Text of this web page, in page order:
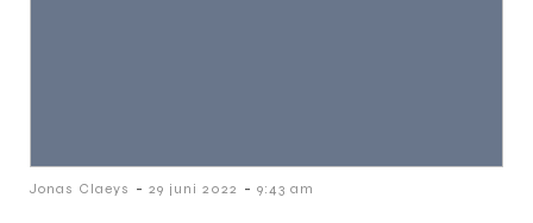
Jonas Claeys - 29 juni 2022 - 9:43 am